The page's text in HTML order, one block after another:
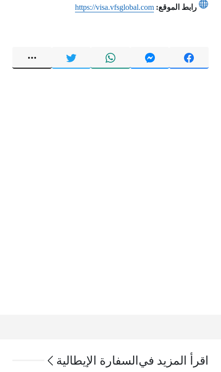
رابط الموقع: https://visa.vfsglobal.com
اقرأ المزيد في السفارة الإيطالية